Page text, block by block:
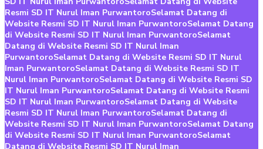
Resmi SD IT Nurul Iman PurwantoroSelamat Datang di
Website Resmi SD IT Nurul Iman PurwantoroSelamat Datang
di Website Resmi SD IT Nurul Iman PurwantoroSelamat
Datang di Website Resmi SD IT Nurul Iman
PurwantoroSelamat Datang di Website Resmi SD IT Nurul
Iman PurwantoroSelamat Datang di Website Resmi SD IT
Nurul Iman PurwantoroSelamat Datang di Website Resmi SD
IT Nurul Iman PurwantoroSelamat Datang di Website Resmi
SD IT Nurul Iman PurwantoroSelamat Datang di Website
Resmi SD IT Nurul Iman PurwantoroSelamat Datang di
Website Resmi SD IT Nurul Iman PurwantoroSelamat Datang
di Website Resmi SD IT Nurul Iman PurwantoroSelamat
Datang di Website Resmi SD IT Nurul Iman